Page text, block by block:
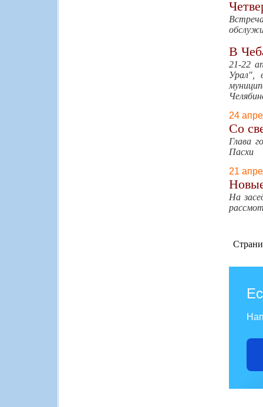
В
21-22
Урал",
24
Со
Глава
Пасхи
21
На